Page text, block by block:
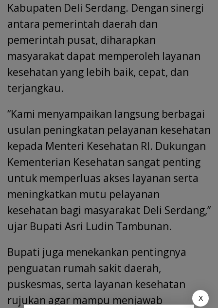
Kabupaten Deli Serdang. Dengan sinergi
antara pemerintah daerah dan
pemerintah pusat, diharapkan
masyarakat dapat memperoleh layanan
kesehatan yang lebih baik, cepat, dan
terjangkau.
“Kami menyampaikan langsung berbagai
usulan peningkatan pelayanan kesehatan
kepada Menteri Kesehatan RI. Dukungan
Kementerian Kesehatan sangat penting
untuk memperluas akses layanan serta
meningkatkan mutu pelayanan
kesehatan bagi masyarakat Deli Serdang,”
ujar Bupati Asri Ludin Tambunan.
Bupati juga menekankan pentingnya
penguatan rumah sakit daerah,
puskesmas, serta layanan kesehatan
rujukan agar mampu menjawab
X